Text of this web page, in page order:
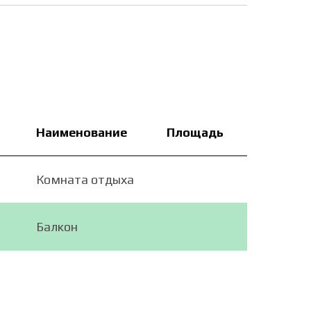
Наименование Площадь
Комната отдыха
Балкон